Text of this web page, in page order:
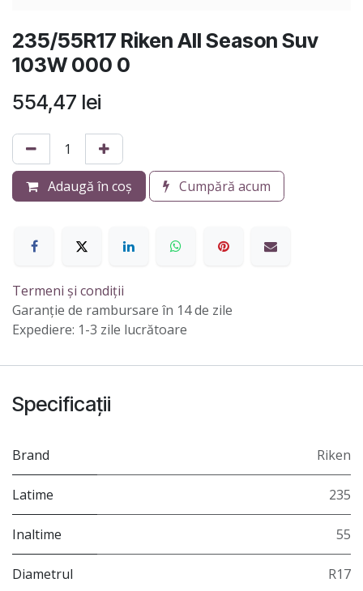
235/55R17 Riken All Season Suv
103W 000 0
554,47 lei
Adaugă în coș Cumpără acum
Termeni și condiții
Garanție de rambursare în 14 de zile
Expediere: 1-3 zile lucrătoare
Specificații
Brand Riken
Latime 235
Inaltime 55
Diametrul R17